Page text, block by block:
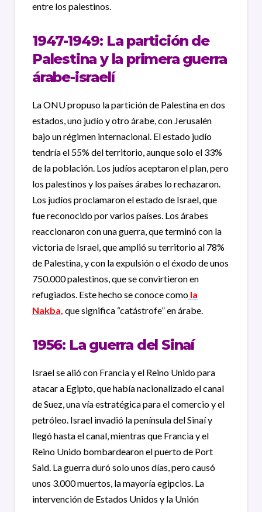
entre los palestinos.
1947-1949: La partición de
Palestina y la primera guerra
árabe-israelí
La ONU propuso la partición de Palestina en dos
estados, uno judío y otro árabe, con Jerusalén
bajo un régimen internacional. El estado judío
tendría el 55% del territorio, aunque solo el 33%
de la población. Los judíos aceptaron el plan, pero
los palestinos y los países árabes lo rechazaron.
Los judíos proclamaron el estado de Israel, que
fue reconocido por varios países. Los árabes
reaccionaron con una guerra, que terminó con la
victoria de Israel, que amplió su territorio al 78%
de Palestina, y con la expulsión o el éxodo de unos
750.000 palestinos, que se convirtieron en
refugiados. Este hecho se conoce como la
Nakba, que significa “catástrofe” en árabe.
1956: La guerra del Sinaí
Israel se alió con Francia y el Reino Unido para
atacar a Egipto, que había nacionalizado el canal
de Suez, una vía estratégica para el comercio y el
petróleo. Israel invadió la península del Sinaí y
llegó hasta el canal, mientras que Francia y el
Reino Unido bombardearon el puerto de Port
Said. La guerra duró solo unos días, pero causó
unos 3.000 muertos, la mayoría egipcios. La
intervención de Estados Unidos y la Unión